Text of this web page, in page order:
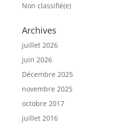
Non classifié(e)
Archives
juillet 2026
juin 2026
Décembre 2025
novembre 2025
octobre 2017
juillet 2016